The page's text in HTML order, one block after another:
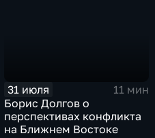
31 июля
11 мин
Борис Долгов о
перспективах конфликта
на Ближнем Востоке